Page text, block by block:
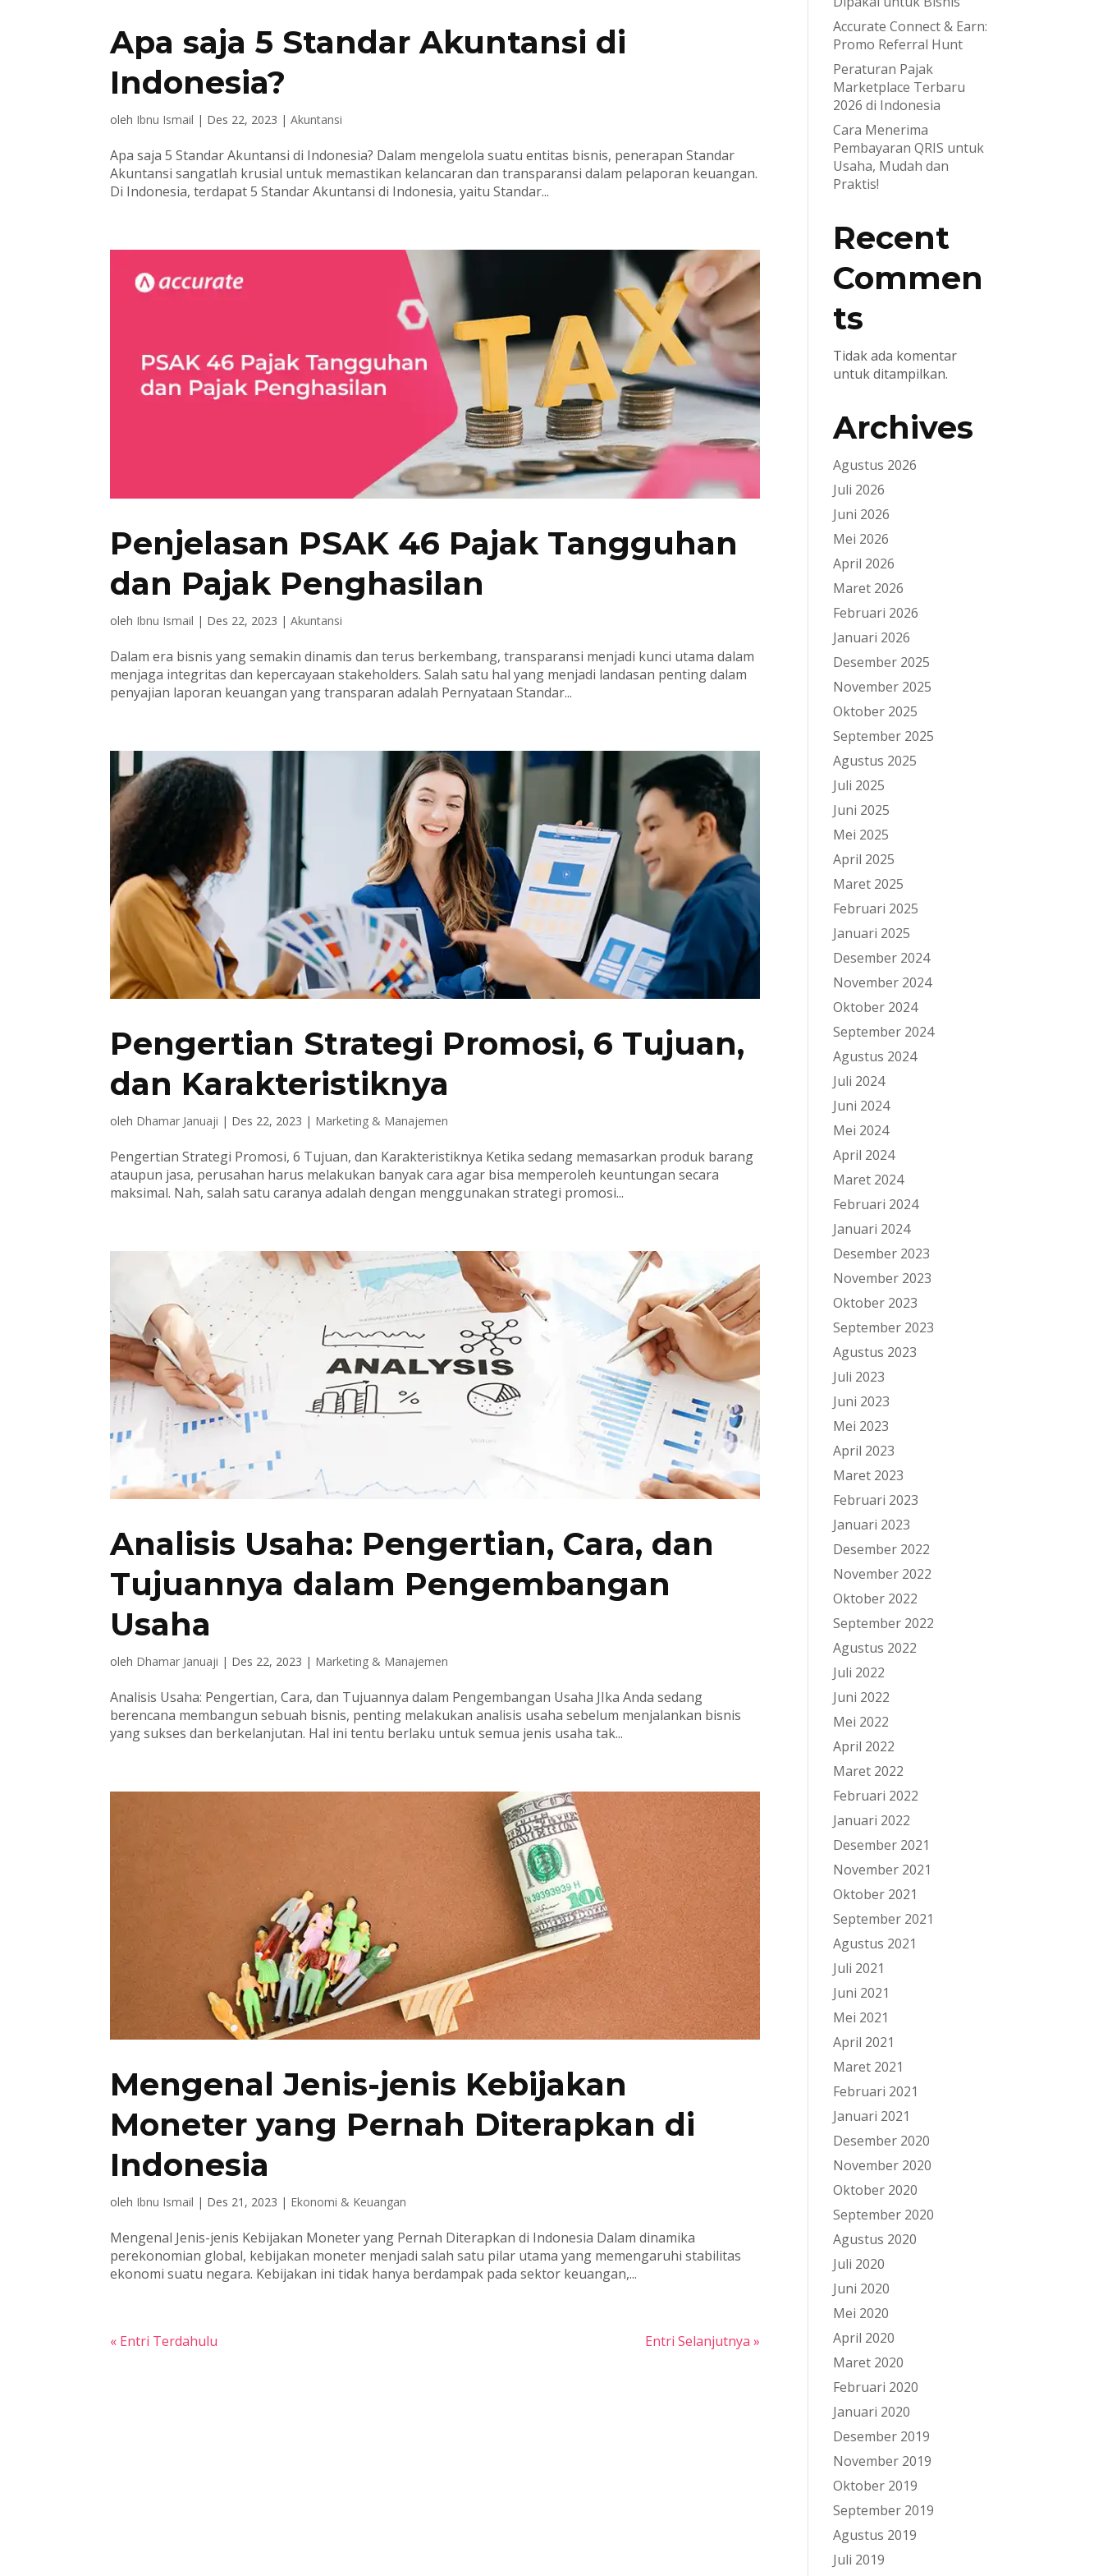
Apa saja 5 Standar Akuntansi di
Indonesia?
oleh Ibnu Ismail | Des 22, 2023 |Akuntansi
Apa saja 5 Standar Akuntansi di Indonesia? Dalam mengelola suatu entitas bisnis, penerapan Standar
Akuntansi sangatlah krusial untuk memastikan kelancaran dan transparansi dalam pelaporan keuangan.
Di Indonesia, terdapat 5 Standar Akuntansi di Indonesia, yaitu Standar...
Penjelasan PSAK 46 Pajak Tangguhan
dan Pajak Penghasilan
oleh Ibnu Ismail | Des 22, 2023 |Akuntansi
Dalam era bisnis yang semakin dinamis dan terus berkembang, transparansi menjadi kunci utama dalam
menjaga integritas dan kepercayaan stakeholders. Salah satu hal yang menjadi landasan penting dalam
penyajian laporan keuangan yang transparan adalah Pernyataan Standar...
Pengertian Strategi Promosi, 6 Tujuan,
dan Karakteristiknya
oleh Dhamar Januaji | Des 22, 2023 | Marketing & Manajemen
Pengertian Strategi Promosi, 6 Tujuan, dan Karakteristiknya Ketika sedang memasarkan produk barang
ataupun jasa, perusahan harus melakukan banyak cara agar bisa memperoleh keuntungan secara
maksimal. Nah, salah satu caranya adalah dengan menggunakan strategi promosi...
Analisis Usaha: Pengertian, Cara, dan
Tujuannya dalam Pengembangan
Usaha
oleh Dhamar Januaji | Des 22, 2023 | Marketing & Manajemen
Analisis Usaha: Pengertian, Cara, dan Tujuannya dalam Pengembangan Usaha JIka Anda sedang
berencana membangun sebuah bisnis, penting melakukan analisis usaha sebelum menjalankan bisnis
yang sukses dan berkelanjutan. Hal ini tentu berlaku untuk semua jenis usaha tak...
Mengenal Jenis-jenis Kebijakan
Moneter yang Pernah Diterapkan di
Indonesia
oleh Ibnu Ismail | Des 21, 2023 | Ekonomi & Keuangan
Mengenal Jenis-jenis Kebijakan Moneter yang Pernah Diterapkan di Indonesia Dalam dinamika
perekonomian global, kebijakan moneter menjadi salah satu pilar utama yang memengaruhi stabilitas
ekonomi suatu negara. Kebijakan ini tidak hanya berdampak pada sektor keuangan,...
« Entri Terdahulu Entri Selanjutnya »
Accurate Connect & Earn:
Promo Referral Hunt
Peraturan Pajak
Marketplace Terbaru
2026 di Indonesia
Cara Menerima
Pembayaran QRIS untuk
Usaha, Mudah dan
Praktis!
Recent
Commen
ts
Tidak ada komentar
untuk ditampilkan.
Archives
Agustus 2026
Juli 2026
Juni 2026
Mei 2026
April 2026
Maret 2026
Februari 2026
Januari 2026
Desember 2025
November 2025
Oktober 2025
September 2025
Agustus 2025
Juli 2025
Juni 2025
Mei 2025
April 2025
Maret 2025
Februari 2025
Januari 2025
Desember 2024
November 2024
Oktober 2024
September 2024
Agustus 2024
Juli 2024
Juni 2024
Mei 2024
April 2024
Maret 2024
Februari 2024
Januari 2024
Desember 2023
November 2023
Oktober 2023
September 2023
Agustus 2023
Juli 2023
Juni 2023
Mei 2023
April 2023
Maret 2023
Februari 2023
Januari 2023
Desember 2022
November 2022
Oktober 2022
September 2022
Agustus 2022
Juli 2022
Juni 2022
Mei 2022
April 2022
Maret 2022
Februari 2022
Januari 2022
Desember 2021
November 2021
Oktober 2021
September 2021
Agustus 2021
Juli 2021
Juni 2021
Mei 2021
April 2021
Maret 2021
Februari 2021
Januari 2021
Desember 2020
November 2020
Oktober 2020
September 2020
Agustus 2020
Juli 2020
Juni 2020
Mei 2020
April 2020
Maret 2020
Februari 2020
Januari 2020
Desember 2019
November 2019
Oktober 2019
September 2019
Agustus 2019
Juli 2019